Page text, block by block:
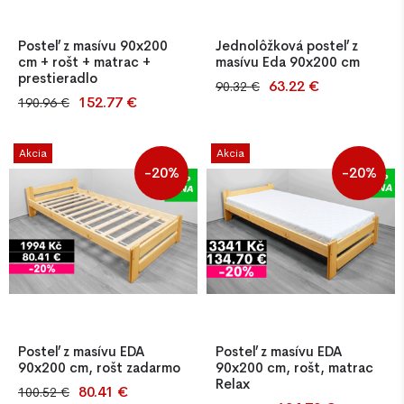
Posteľ z masívu 90x200
cm + rošt + matrac +
prestieradlo
Jednolôžková posteľ Eda
borovice s latkovým roštom,
PUR matracom Relax a froté
plachtou. Stabilná
konštrukcia, kvalitné
spracovanie a doprava
zadarmo až k vám domov.
Ideálna voľba pre
domácnosť, penzión aj detskú
izbu.
190.96 € 152.77 €
Jednolôžková posteľ z
masívu Eda 90x200 cm
Najpredávanejšia
25–27 mm. Povrch ošetrený
bezfarebným lakom. Stabilná
konštrukcia. Obsahuje
kompletný spojovací materiál.
90.32 € 63.22 €
Akcia
-20%
Posteľ z masívu EDA
90x200 cm, rošt zadarmo
Jednolôžková posteľ Eda
100.52 € 80.41 €
Akcia
-20%
Posteľ z masívu EDA
90x200 cm, rošt, matrac
Relax